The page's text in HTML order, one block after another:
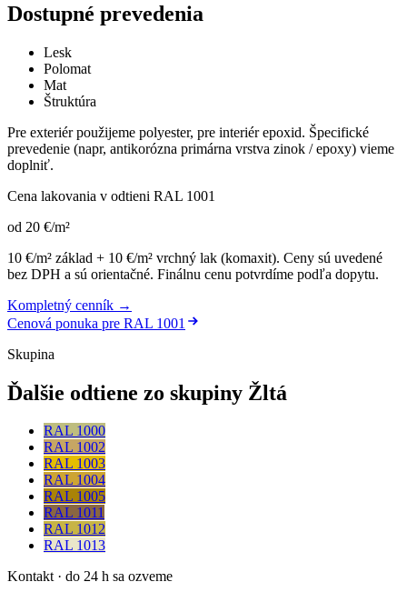
Dostupné prevedenia
Lesk
Polomat
Mat
Štruktúra
Pre exteriér použijeme polyester, pre interiér epoxid. Špecifické
prevedenie (napr, antikorózna primárna vrstva zinok / epoxy) vieme
doplniť.
Cena lakovania v odtieni RAL 1001
od 20 €/m²
10 €/m² základ + 10 €/m² vrchný lak (komaxit). Ceny sú uvedené
bez DPH a sú orientačné. Finálnu cenu potvrdíme podľa dopytu.
Kompletný cenník →
Cenová ponuka pre RAL 1001
Skupina
Ďalšie odtiene zo skupiny Žltá
RAL 1000
RAL 1002
RAL 1003
RAL 1004
RAL 1005
RAL 1011
RAL 1012
RAL 1013
Kontakt · do 24 h sa ozveme